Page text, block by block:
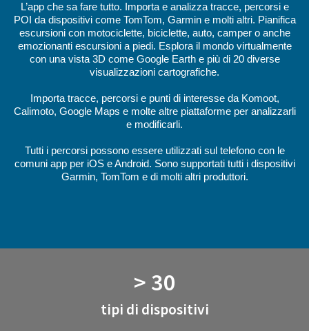
L’app che sa fare tutto. Importa e analizza tracce, percorsi e
POI da dispositivi come TomTom, Garmin e molti altri. Pianifica
escursioni con motociclette, biciclette, auto, camper o anche
emozionanti escursioni a piedi. Esplora il mondo virtualmente
con una vista 3D come Google Earth e più di 20 diverse
visualizzazioni cartografiche.
Importa tracce, percorsi e punti di interesse da Komoot,
Calimoto, Google Maps e molte altre piattaforme per analizzarli
e modificarli.
Tutti i percorsi possono essere utilizzati sul telefono con le
comuni app per iOS e Android. Sono supportati tutti i dispositivi
Garmin, TomTom e di molti altri produttori.
> 30
tipi di dispositivi